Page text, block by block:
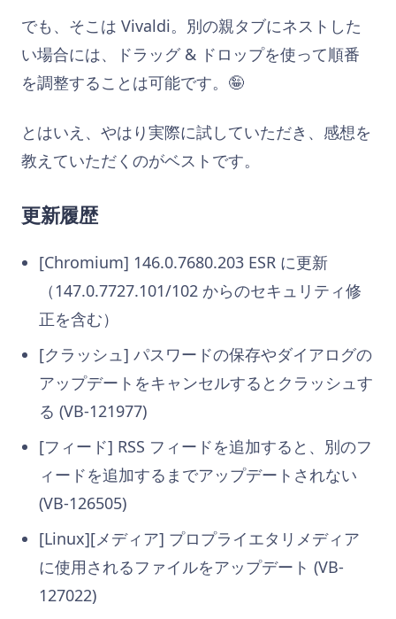
でも、そこは Vivaldi。別の親タブにネストした
い場合には、ドラッグ & ドロップを使って順番
を調整することは可能です。🤪
とはいえ、やはり実際に試していただき、感想を
教えていただくのがベストです。
更新履歴
[Chromium] 146.0.7680.203 ESR に更新
（147.0.7727.101/102 からのセキュリティ修
正を含む）
[クラッシュ] パスワードの保存やダイアログの
アップデートをキャンセルするとクラッシュす
る (VB-121977)
[フィード] RSS フィードを追加すると、別のフ
ィードを追加するまでアップデートされない
(VB-126505)
[Linux][メディア] プロプライエタリメディア
に使用されるファイルをアップデート (VB-
127022)